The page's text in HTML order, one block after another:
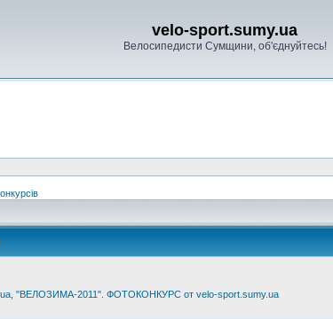
velo-sport.sumy.ua
Велосипедисти Сумщини, об'єднуйтесь!
"ВЕЛОЗИМА-2011". ФОТОКОНКУРС от velo-sport.sumy.ua